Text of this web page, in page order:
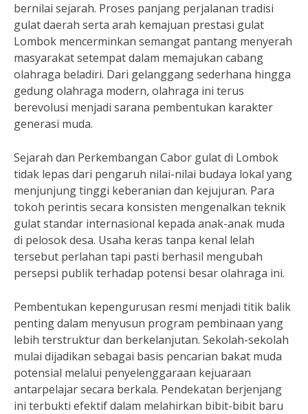
bernilai sejarah. Proses panjang perjalanan tradisi
gulat daerah serta arah kemajuan prestasi gulat
Lombok mencerminkan semangat pantang menyerah
masyarakat setempat dalam memajukan cabang
olahraga beladiri. Dari gelanggang sederhana hingga
gedung olahraga modern, olahraga ini terus
berevolusi menjadi sarana pembentukan karakter
generasi muda.
Sejarah dan Perkembangan Cabor gulat di Lombok
tidak lepas dari pengaruh nilai-nilai budaya lokal yang
menjunjung tinggi keberanian dan kejujuran. Para
tokoh perintis secara konsisten mengenalkan teknik
gulat standar internasional kepada anak-anak muda
di pelosok desa. Usaha keras tanpa kenal lelah
tersebut perlahan tapi pasti berhasil mengubah
persepsi publik terhadap potensi besar olahraga ini.
Pembentukan kepengurusan resmi menjadi titik balik
penting dalam menyusun program pembinaan yang
lebih terstruktur dan berkelanjutan. Sekolah-sekolah
mulai dijadikan sebagai basis pencarian bakat muda
potensial melalui penyelenggaraan kejuaraan
antarpelajar secara berkala. Pendekatan berjenjang
ini terbukti efektif dalam melahirkan bibit-bibit baru